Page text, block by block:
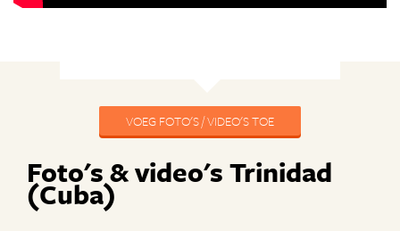
VOEG FOTO'S / VIDEO'S TOE
Foto's & video's Trinidad
(Cuba)